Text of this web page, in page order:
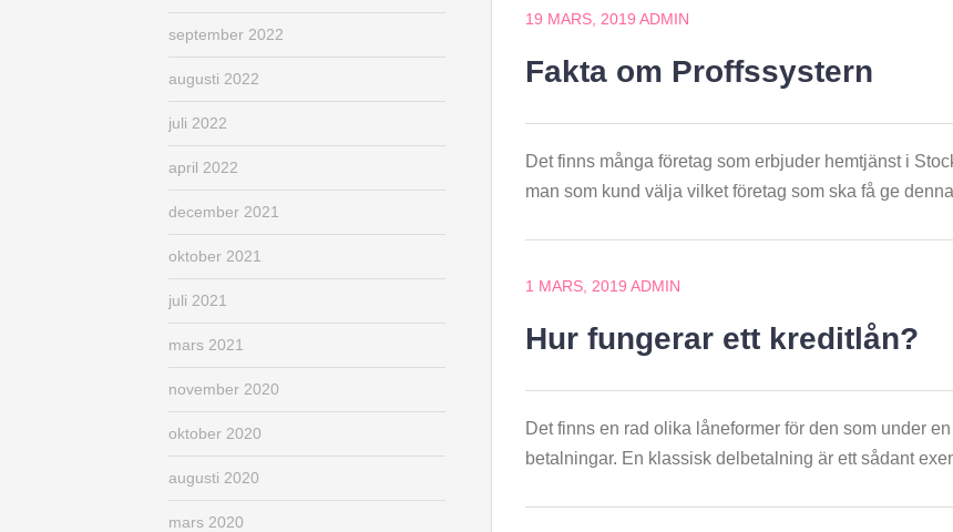
19 MARS, 2019 ADMIN
Fakta om Proffssystern
Det finns många företag som erbjuder hemtjänst i
man som kund välja vilket företag som ska få ge
1 MARS, 2019 ADMIN
Hur fungerar ett kreditlån?
Det finns en rad olika låneformer för den som under
betalningar. En klassisk delbetalning är ett sådant
september 2022
augusti 2022
juli 2022
april 2022
december 2021
oktober 2021
juli 2021
mars 2021
november 2020
oktober 2020
augusti 2020
mars 2020